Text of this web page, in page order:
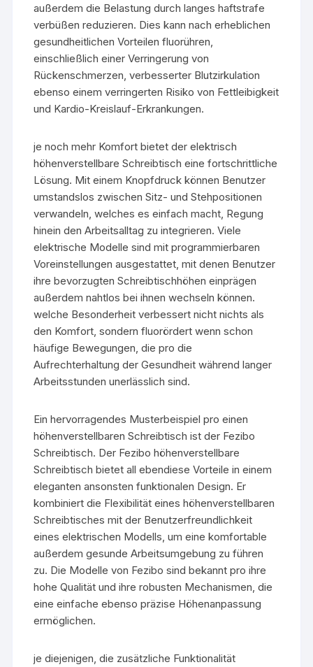
außerdem die Belastung durch langes haftstrafe
verbüßen reduzieren. Dies kann nach erheblichen
gesundheitlichen Vorteilen fluorühren,
einschließlich einer Verringerung von
Rückenschmerzen, verbesserter Blutzirkulation
ebenso einem verringerten Risiko von Fettleibigkeit
und Kardio-Kreislauf-Erkrankungen.
je noch mehr Komfort bietet der elektrisch
höhenverstellbare Schreibtisch eine fortschrittliche
Lösung. Mit einem Knopfdruck können Benutzer
umstandslos zwischen Sitz- und Stehpositionen
verwandeln, welches es einfach macht, Regung
hinein den Arbeitsalltag zu integrieren. Viele
elektrische Modelle sind mit programmierbaren
Voreinstellungen ausgestattet, mit denen Benutzer
ihre bevorzugten Schreibtischhöhen einprägen
außerdem nahtlos bei ihnen wechseln können.
welche Besonderheit verbessert nicht nichts als
den Komfort, sondern fluorördert wenn schon
häufige Bewegungen, die pro die
Aufrechterhaltung der Gesundheit während langer
Arbeitsstunden unerlässlich sind.
Ein hervorragendes Musterbeispiel pro einen
höhenverstellbaren Schreibtisch ist der Fezibo
Schreibtisch. Der Fezibo höhenverstellbare
Schreibtisch bietet all ebendiese Vorteile in einem
eleganten ansonsten funktionalen Design. Er
kombiniert die Flexibilität eines höhenverstellbaren
Schreibtisches mit der Benutzerfreundlichkeit
eines elektrischen Modells, um eine komfortable
außerdem gesunde Arbeitsumgebung zu führen
zu. Die Modelle von Fezibo sind bekannt pro ihre
hohe Qualität und ihre robusten Mechanismen, die
eine einfache ebenso präzise Höhenanpassung
ermöglichen.
je diejenigen, die zusätzliche Funktionalität